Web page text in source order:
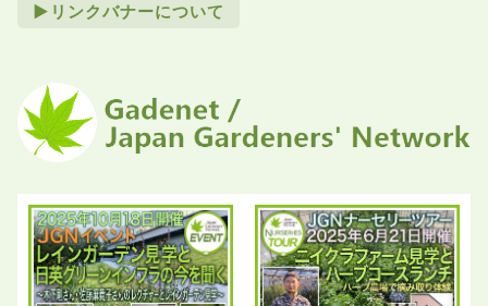
►リンクバナーについて